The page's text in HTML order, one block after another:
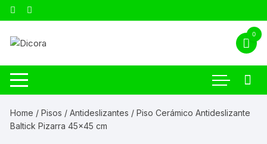
0
Home /Pisos /Antideslizantes / Piso Cerámico Antideslizante
Baltick Pizarra 45×45 cm